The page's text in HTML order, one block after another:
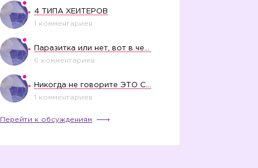
4 ТИПА ХЕЙТЕРОВ
1 комментариев
6 комментариев
1 комментариев
Перейти к обсуждениям